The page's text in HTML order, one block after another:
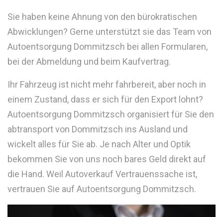
Sie haben keine Ahnung von den bürokratischen
Abwicklungen? Gerne unterstützt sie das Team von
Autoentsorgung Dommitzsch bei allen Formularen,
bei der Abmeldung und beim Kaufvertrag.
Ihr Fahrzeug ist nicht mehr fahrbereit, aber noch in
einem Zustand, dass er sich für den Export lohnt?
Autoentsorgung Dommitzsch organisiert für Sie den
abtransport von Dommitzsch ins Ausland und
wickelt alles für Sie ab. Je nach Alter und Optik
bekommen Sie von uns noch bares Geld direkt auf
die Hand. Weil Autoverkauf Vertrauenssache ist,
vertrauen Sie auf Autoentsorgung Dommitzsch.